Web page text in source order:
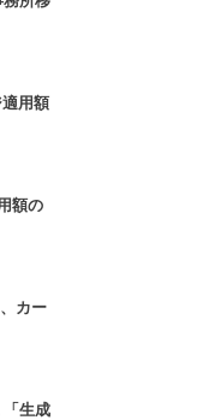
用額
額の
カー
生成